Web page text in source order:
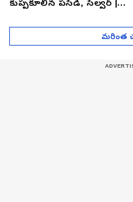
కుప్పకూలిన పసిడి, సిల్వర్ |
మరింత